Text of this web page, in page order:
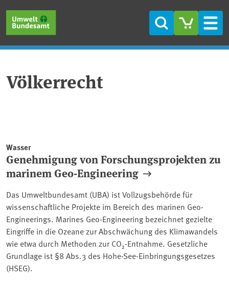
Suche
Völkerrecht
Wasser
Genehmigung von Forschungsprojekten zu
marinem Geo-Engineering
Das Umweltbundesamt (UBA) ist Vollzugsbehörde für
wissenschaftliche Projekte im Bereich des marinen Geo-
Engineerings. Marines Geo-Engineering bezeichnet gezielte
Eingriffe in die Ozeane zur Abschwächung des Klimawandels
wie etwa durch Methoden zur CO₂-Entnahme. Gesetzliche
Grundlage ist §8 Abs.3 des Hohe-See-Einbringungsgesetzes
(HSEG).